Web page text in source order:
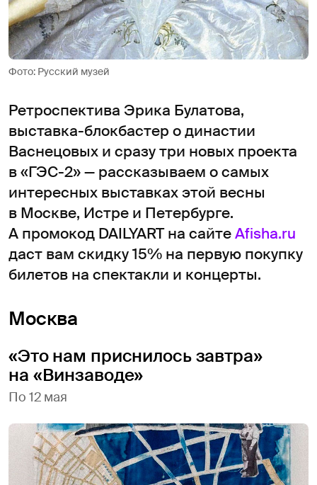
Фото: Русский музей
Ретроспектива Эрика Булатова,
выставка-блокбастер о династии
Васнецовых и сразу три новых проекта
в «ГЭС-2» — рассказываем о самых
интересных выставках этой весны
в Москве, Истре и Петербурге.
А промокод DAILYART на сайтеAfisha.ru
даст вам скидку 15% на первую покупку
билетов на спектакли и концерты.
Москва
«Это нам приснилось завтра»
на «Винзаводе»
По 12 мая